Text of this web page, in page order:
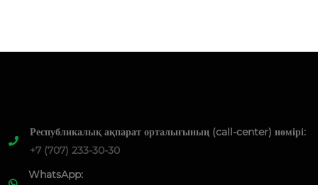
Республикалық ақпарат орталығының (call-center) нөмірі:
+7 (707) 233-30-30
WhatsApp: